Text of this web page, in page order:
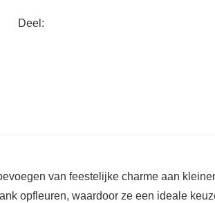
Deel:
van feestelijke charme aan
opfleuren, waardoor ze een ideale